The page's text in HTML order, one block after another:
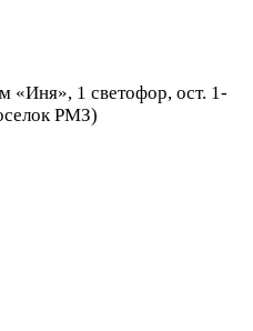
«Иня», 1 светофор, ост. 1-
РМЗ)